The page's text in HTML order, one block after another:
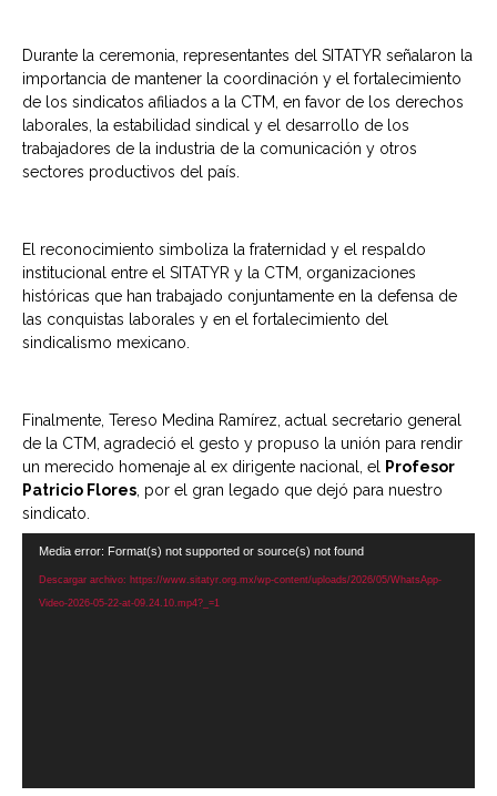
Durante la ceremonia, representantes del SITATYR señalaron la
importancia de mantener la coordinación y el fortalecimiento
de los sindicatos afiliados a la CTM, en favor de los derechos
laborales, la estabilidad sindical y el desarrollo de los
trabajadores de la industria de la comunicación y otros
sectores productivos del país.
El reconocimiento simboliza la fraternidad y el respaldo
institucional entre el SITATYR y la CTM, organizaciones
históricas que han trabajado conjuntamente en la defensa de
las conquistas laborales y en el fortalecimiento del
sindicalismo mexicano.
Finalmente, Tereso Medina Ramírez, actual secretario general
de la CTM, agradeció el gesto y propuso la unión para rendir
un merecido homenaje al ex dirigente nacional, el
Profesor
Patricio Flores , por el gran legado que dejó para nuestro
sindicato.
Reproductor
Media error: Format(s) not supported or source(s) not found
Descargar archivo: https://www.sitatyr.org.mx/wp-content/uploads/2026/05/WhatsApp-
Video-2026-05-22-at-09.24.10.mp4?_=1